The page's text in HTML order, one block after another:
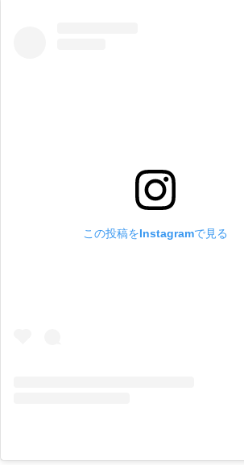
この投稿をInstagramで見る